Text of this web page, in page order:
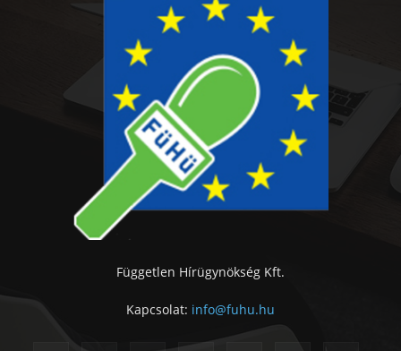
Független Hírügynökség Kft.
Kapcsolat: info@fuhu.hu